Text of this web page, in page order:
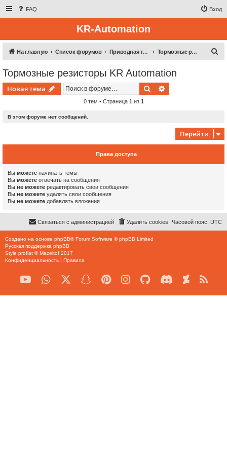
FAQ Вход
KR-Automation
На главную Список форумов Приводная техника Тормозные резисторы KR Automation
Тормозные резисторы KR Automation
Новая тема Поиск
0 тем • Страница 1 из 1
В этом форуме нет сообщений.
Перейти
Права доступа
Вы можете начинать темы
Вы можете отвечать на сообщения
Вы не можете редактировать свои сообщения
Вы не можете удалять свои сообщения
Вы не можете добавлять вложения
Часовой пояс: UTC
Удалить cookies
Связаться с администрацией
Создано на основе phpBB® Forum Software © phpBB Limited
Русская поддержка phpBB
Style proflat ©Mazeltof 2017
Конфиденциальность | Правила